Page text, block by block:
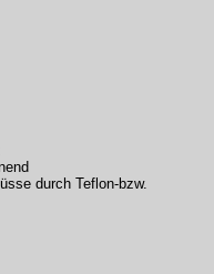
durch Teflon-bzw.